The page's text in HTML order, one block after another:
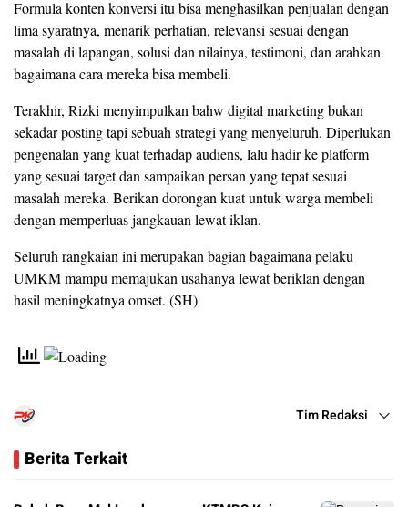
Formula konten konversi itu bisa menghasilkan penjualan dengan
lima syaratnya, menarik perhatian, relevansi sesuai dengan
masalah di lapangan, solusi dan nilainya, testimoni, dan arahkan
bagaimana cara mereka bisa membeli.
Terakhir, Rizki menyimpulkan bahw digital marketing bukan
sekadar posting tapi sebuah strategi yang menyeluruh. Diperlukan
pengenalan yang kuat terhadap audiens, lalu hadir ke platform
yang sesuai target dan sampaikan persan yang tepat sesuai
masalah mereka. Berikan dorongan kuat untuk warga membeli
dengan memperluas jangkauan lewat iklan.
Seluruh rangkaian ini merupakan bagian bagaimana pelaku
UMKM mampu memajukan usahanya lewat beriklan dengan
hasil meningkatnya omset. (SH)
Tim Redaksi
Berita Terkait